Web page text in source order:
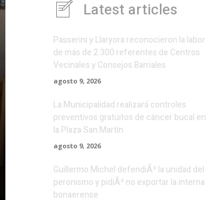
Latest articles
Passerini y Llaryora reconocieron la labor
de más de 2.300 referentes de Centros
Vecinales y Consejos Barriales
agosto 9, 2026
La Municipalidad realizará controles
preventivos gratuitos de cáncer bucal en
la Plaza San Martín
agosto 9, 2026
Guillermo Michel defendiÃ³ la unidad del
peronismo y pidiÃ³ no exportar la interna
bonaerense